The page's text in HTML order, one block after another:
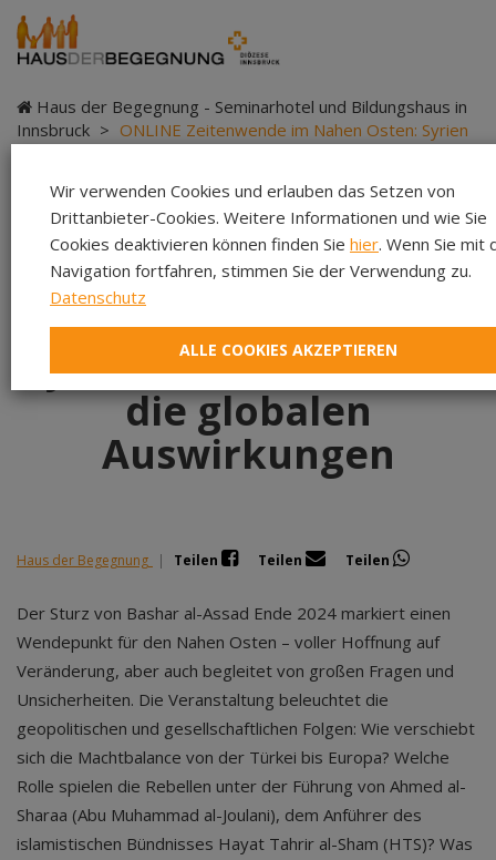
Haus der Begegnung - Seminarhotel und Bildungshaus in
Innsbruck > ONLINE Zeitenwende im Nahen Osten: Syrien
ONLINE Zeitenwende
im Nahen Osten:
Syrien nach Assad und
die globalen
Auswirkungen
Haus der Begegnung | Teilen Teilen Teilen
Der Sturz von Bashar al-Assad Ende 2024 markiert einen
Wendepunkt für den Nahen Osten – voller Hoffnung auf
Veränderung, aber auch begleitet von großen Fragen und
Unsicherheiten. Die Veranstaltung beleuchtet die
geopolitischen und gesellschaftlichen Folgen: Wie verschiebt
sich die Machtbalance von der Türkei bis Europa? Welche
Rolle spielen die Rebellen unter der Führung von Ahmed al-
Sharaa (Abu Muhammad al-Joulani), dem Anführer des
islamistischen Bündnisses Hayat Tahrir al-Sham (HTS)? Was
Wir verwenden Cookies und erlauben das Setzen von
Drittanbieter-Cookies. Weitere Informationen und wie Sie
Cookies deaktivieren können finden Sie hier. Wenn Sie mit
Navigation fortfahren, stimmen Sie der Verwendung zu.
Datenschutz
ALLE COOKIES AKZEPTIEREN